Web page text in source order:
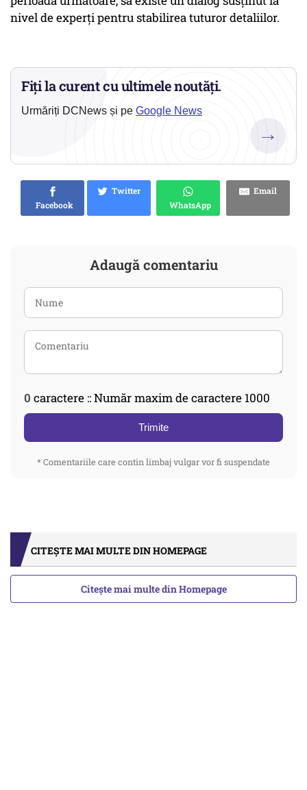
nivel de experți pentru stabilirea tuturor detaliilor.
Fiți la curent cu ultimele noutăți.
Urmăriți DCNews și pe Google News
→
Facebook
Twitter
WhatsApp
Email
Adaugă comentariu
0 caractere :: Număr maxim de caractere 1000
Trimite
* Comentariile care contin limbaj vulgar vor fi suspendate
CITEȘTE MAI MULTE DIN HOMEPAGE
Citește mai multe din Homepage